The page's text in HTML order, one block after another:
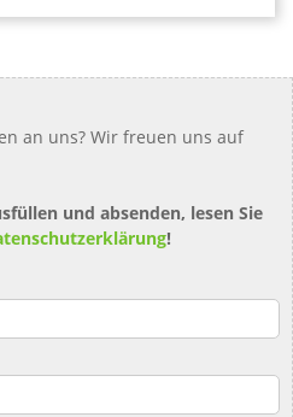
an uns? Wir freuen uns auf
und absenden, lesen Sie
!